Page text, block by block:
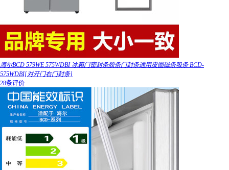
海尔BCD 579WE 575WDBI 冰箱门密封条胶条门封条通用皮圈磁条吸条 BCD-
575WDBI[对开门右门封条]
28条评价